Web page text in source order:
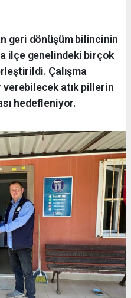
geri dönüşüm bilincinin
ilçe genelindeki birçok
Çalışma
verebilecek atık pillerin
hedefleniyor.